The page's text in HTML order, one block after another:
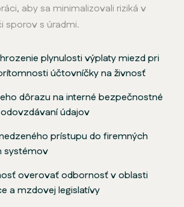
aby sa minimalizovali riziká v
sporov s úradmi.
plynulosti výplaty miezd pri
účtovníčky na živnosť
dôrazu na interné bezpečnostné
údajov
prístupu do firemných
systémov
overovať odbornosť v oblasti
a mzdovej legislatívy